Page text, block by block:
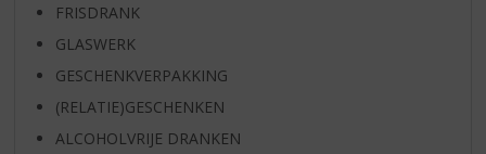
FRISDRANK
GLASWERK
GESCHENKVERPAKKING
(RELATIE)GESCHENKEN
ALCOHOLVRIJE DRANKEN